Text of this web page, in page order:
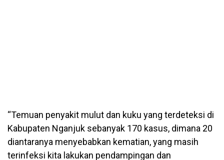
“Temuan penyakit mulut dan kuku yang terdeteksi di
Kabupaten Nganjuk sebanyak 170 kasus, dimana 20
diantaranya menyebabkan kematian, yang masih
terinfeksi kita lakukan pendampingan dan